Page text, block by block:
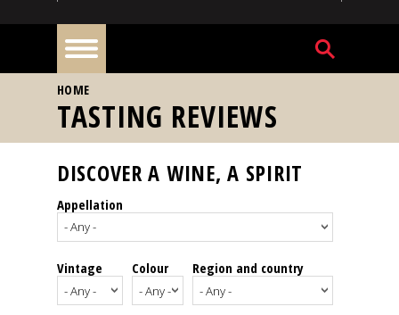
Home
Our
events
Spirits
YOU ARE HERE
HOME
TASTING REVIEWS
DISCOVER A WINE, A SPIRIT
Appellation
Vintage Colour Region and country